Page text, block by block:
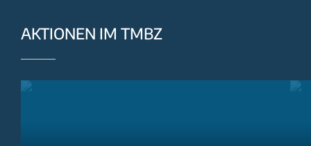
AKTIONEN IM TMBZ